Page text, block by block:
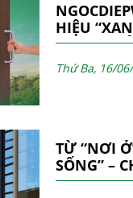
HIỆU
NGÀNH
MẶT
Thứ Ba, 16/
TỪ “NƠI
SỐNG” –
CÁC